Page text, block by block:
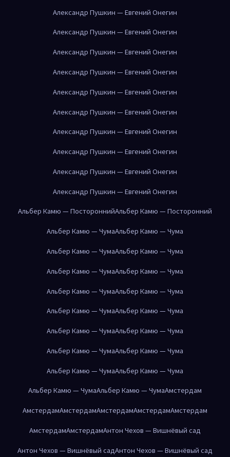
Александр Пушкин — Евгений Онегин
Александр Пушкин — Евгений Онегин
Александр Пушкин — Евгений Онегин
Александр Пушкин — Евгений Онегин
Александр Пушкин — Евгений Онегин
Александр Пушкин — Евгений Онегин
Александр Пушкин — Евгений Онегин
Александр Пушкин — Евгений Онегин
Александр Пушкин — Евгений Онегин
Александр Пушкин — Евгений Онегин
Альбер Камю — ПостороннийАльбер Камю — Посторонний
Альбер Камю — ЧумаАльбер Камю — Чума
Альбер Камю — ЧумаАльбер Камю — Чума
Альбер Камю — ЧумаАльбер Камю — Чума
Альбер Камю — ЧумаАльбер Камю — Чума
Альбер Камю — ЧумаАльбер Камю — Чума
Альбер Камю — ЧумаАльбер Камю — Чума
Альбер Камю — ЧумаАльбер Камю — Чума
Альбер Камю — ЧумаАльбер Камю — Чума
Альбер Камю — ЧумаАльбер Камю — ЧумаАмстердам
АмстердамАмстердамАмстердамАмстердамАмстердам
АмстердамАмстердамАнтон Чехов — Вишнёвый сад
Антон Чехов — Вишнёвый садАнтон Чехов — Вишнёвый сад